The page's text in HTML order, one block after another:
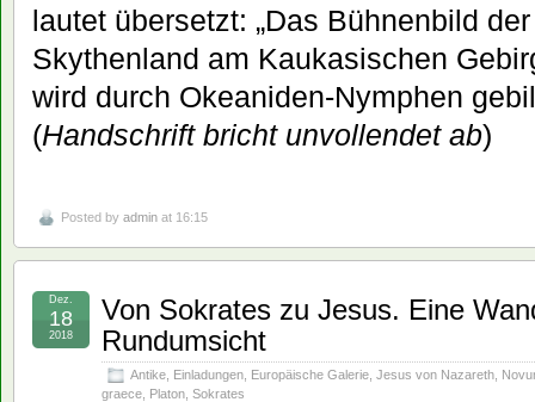
lautet übersetzt: „Das Bühnenbild
Skythenland am Kaukasischen
wird durch Okeaniden-Nymphen
(Handschrift bricht unvollendet ab)
Posted by admin at 16:15
Von Sokrates zu Jesus. Eine
Rundumsicht
Antike Einladungen Europäische Galerie Jesus von Nazareth
graece Platon Sokrates
Dez.
18
2018